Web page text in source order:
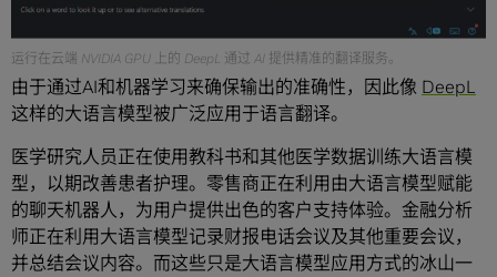
运行在云端 NVIDIA GPU 上的 DeepL 通过 AI 提供精准的翻译服务。
由于通过AI和机器学习来确保输出的准确性，因此像 DeepL
这样的大语言模型被广泛应用于语言翻译。
医学研究人员正在使用教科书和其他医学数据训练大语言模
型，以期改善患者护理。零售商正在利用由大语言模型赋能
的聊天机器人，为用户提供出色的客户支持体验。金融分析
师正在利用大语言模型记录财报电话会议及其他重要会议，
并总结会议内容。而这些只是大语言模型应用方式的冰山一